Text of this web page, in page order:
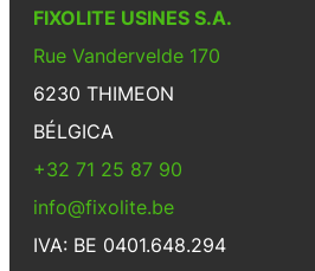
FIXOLITE USINES S.A.
Rue Vandervelde 170
6230 THIMEON
BÉLGICA
+32 71 25 87 90
info@fixolite.be
IVA: BE 0401.648.294